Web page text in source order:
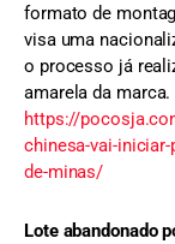
formato de
visa uma
o processo já
amarela da
https://
chinesa-vai-
de-minas/
Lote abandonado